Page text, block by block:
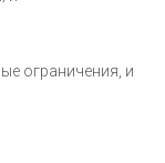
ограничения, и